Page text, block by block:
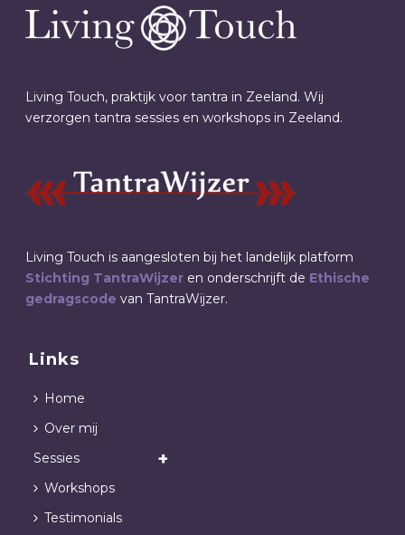
Living Touch, praktijk voor tantra in Zeeland. Wij
verzorgen tantra sessies en workshops in Zeeland.
Living Touch is aangesloten bij het landelijk platform
Stichting TantraWijzer en onderschrijft de Ethische
gedragscode van TantraWijzer.
Links
Home
Over mij
Sessies
Workshops
Testimonials